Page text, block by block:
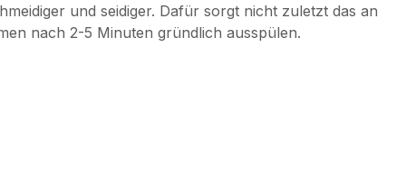
und seidiger. Dafür sorgt nicht zuletzt das an
nach 2-5 Minuten gründlich ausspülen.